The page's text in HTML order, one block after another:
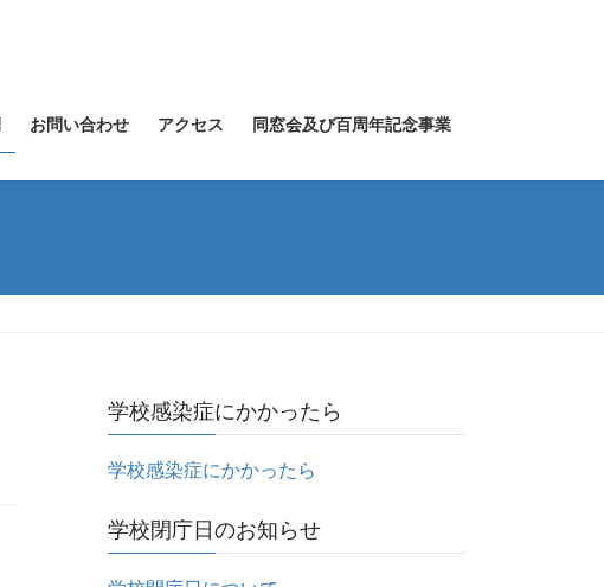
お問い合わせ アクセス 同窓会及び百周年記念事業
学校感染症にかかったら
学校感染症にかかったら
学校閉庁日のお知らせ